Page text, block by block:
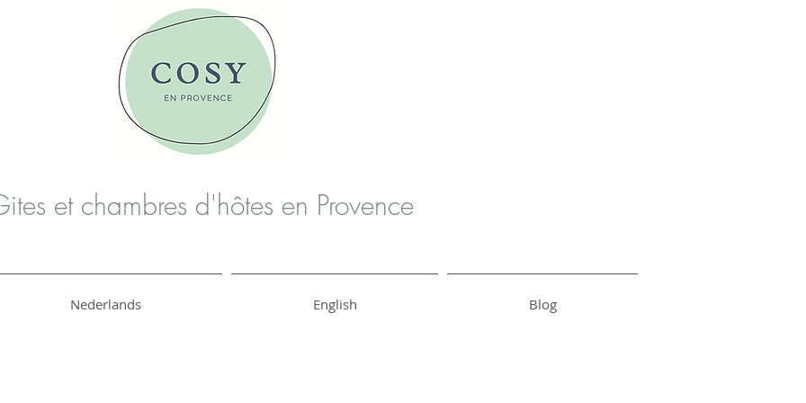
et chambres d'hôtes en Provence
Nederlands English Blog